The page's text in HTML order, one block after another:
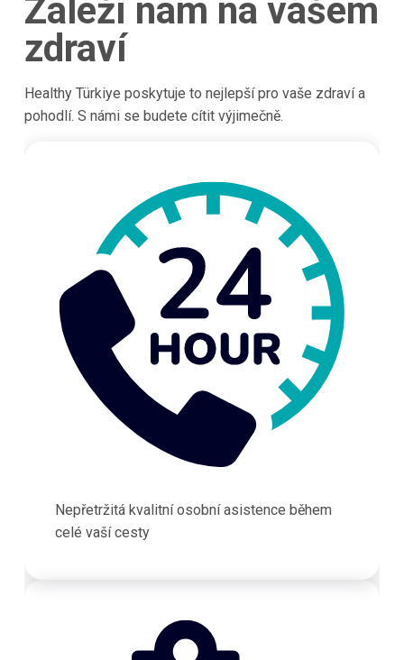
Záleží nám na vašem
zdraví
Healthy Türkiye poskytuje to nejlepší pro vaše zdraví a
pohodlí. S námi se budete cítit výjimečně.
Nepřetržitá kvalitní osobní asistence během
celé vaší cesty